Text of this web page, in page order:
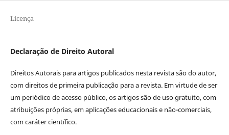
Licença
Declaração de Direito Autoral
Direitos Autorais para artigos publicados nesta revista são do autor,
com direitos de primeira publicação para a revista. Em virtude de ser
um periódico de acesso público, os artigos são de uso gratuito, com
atribuições próprias, em aplicações educacionais e não-comerciais,
com caráter científico.